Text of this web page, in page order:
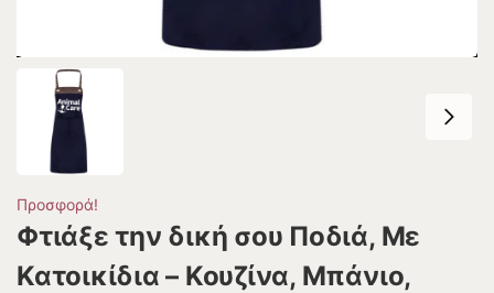
Προσφορά!
Φτιάξε την δική σου Ποδιά, Με
Κατοικίδια – Κουζίνα, Μπάνιο,